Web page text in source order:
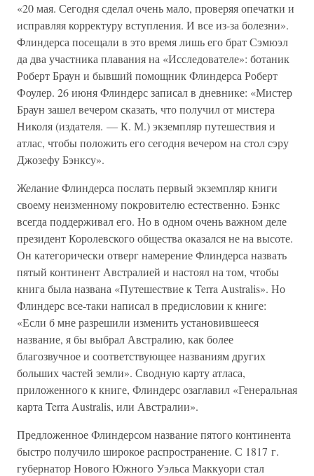
«20 мая. Сегодня сделал очень мало, проверяя опечатки и
исправляя корректуру вступления. И все из-за болезни».
Флиндерса посещали в это время лишь его брат Сэмюэл
да два участника плавания на «Исследователе»: ботаник
Роберт Браун и бывший помощник Флиндерса Роберт
Фоулер. 26 июня Флиндерс записал в дневнике: «Мистер
Браун зашел вечером сказать, что получил от мистера
Николя (издателя. — К. М.) экземпляр путешествия и
атлас, чтобы положить его сегодня вечером на стол сэру
Джозефу Бэнксу».
Желание Флиндерса послать первый экземпляр книги
своему неизменному покровителю естественно. Бэнкс
всегда поддерживал его. Но в одном очень важном деле
президент Королевского общества оказался не на высоте.
Он категорически отверг намерение Флиндерса назвать
пятый континент Австралией и настоял на том, чтобы
книга была названа «Путешествие к Terra Australis». Но
Флиндерс все-таки написал в предисловии к книге:
«Если б мне разрешили изменить установившееся
название, я бы выбрал Австралию, как более
благозвучное и соответствующее названиям других
больших частей земли». Сводную карту атласа,
приложенного к книге, Флиндерс озаглавил «Генеральная
карта Terra Australis, или Австралии».
Предложенное Флиндерсом название пятого континента
быстро получило широкое распространение. С 1817 г.
губернатор Нового Южного Уэльса Маккуори стал